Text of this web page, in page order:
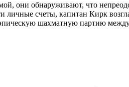
они обнаруживают, что
счеты, капитан Кирк
шахматную партию